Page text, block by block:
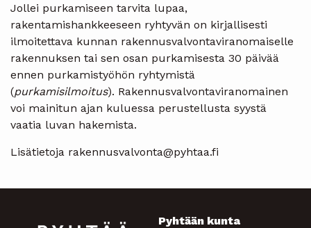
Jollei purkamiseen tarvita lupaa,
rakentamishankkeeseen ryhtyvän on kirjallisesti
ilmoitettava kunnan rakennusvalvontaviranomaiselle
rakennuksen tai sen osan purkamisesta 30 päivää
ennen purkamistyöhön ryhtymistä
(purkamisilmoitus). Rakennusvalvontaviranomainen
voi mainitun ajan kuluessa perustellusta syystä
vaatia luvan hakemista.
Lisätietoja rakennusvalvonta@pyhtaa.fi
Pyhtään kunta